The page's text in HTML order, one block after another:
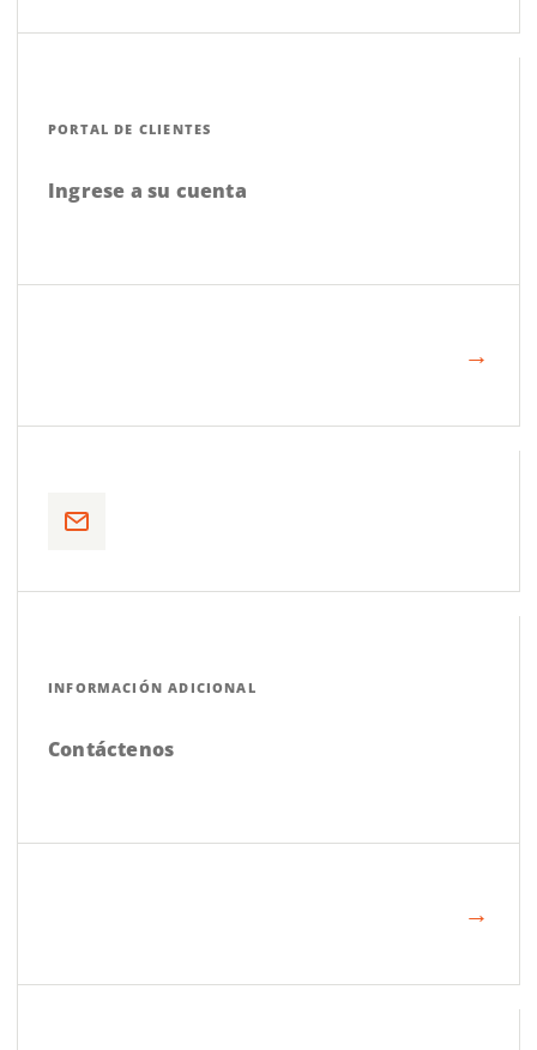
PORTAL DE CLIENTES
Ingrese a su cuenta
→
INFORMACIÓN ADICIONAL
Contáctenos
→